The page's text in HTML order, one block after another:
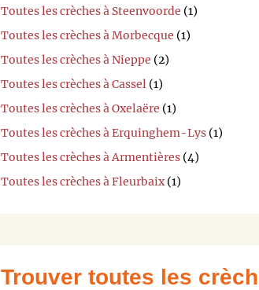
Toutes les crèches à Steenvoorde (1)
Toutes les crèches à Morbecque (1)
Toutes les crèches à Nieppe (2)
Toutes les crèches à Cassel (1)
Toutes les crèches à Oxelaëre (1)
Toutes les crèches à Erquinghem-Lys (1)
Toutes les crèches à Armentières (4)
Toutes les crèches à Fleurbaix(1)
Trouver toutes les